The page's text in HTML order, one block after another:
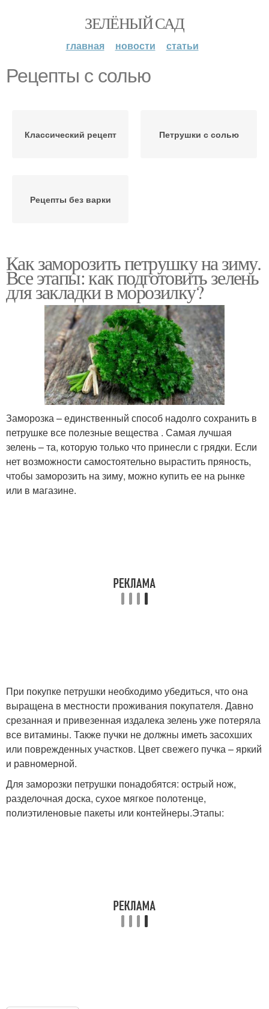
ЗЕЛЁНЫЙ САД
главная новости статьи
Рецепты с солью
Классический рецепт Петрушки с солью
Рецепты без варки
Как заморозить петрушку на зиму.
Все этапы: как подготовить зелень
для закладки в морозилку?
Заморозка – единственный способ надолго сохранить в
петрушке все полезные вещества . Самая лучшая
зелень – та, которую только что принесли с грядки. Если
нет возможности самостоятельно вырастить пряность,
чтобы заморозить на зиму, можно купить ее на рынке
или в магазине.
При покупке петрушки необходимо убедиться, что она
выращена в местности проживания покупателя. Давно
срезанная и привезенная издалека зелень уже потеряла
все витамины. Также пучки не должны иметь засохших
или поврежденных участков. Цвет свежего пучка – яркий
и равномерной.
Для заморозки петрушки понадобятся: острый нож,
разделочная доска, сухое мягкое полотенце,
полиэтиленовые пакеты или контейнеры.Этапы: